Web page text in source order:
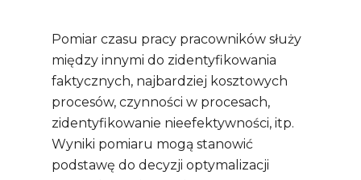
Pomiar czasu pracy pracowników służy
między innymi do zidentyfikowania
faktycznych, najbardziej kosztowych
procesów, czynności w procesach,
zidentyfikowanie nieefektywności, itp.
Wyniki pomiaru mogą stanowić
podstawę do decyzji optymalizacji